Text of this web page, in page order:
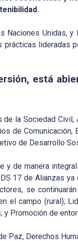
Unidas,
lideradas
está
la Sociedad
de
de Desarrollo
de manera
17 de Alianzas
se
el campo (rural);
Promoción de
Derechos